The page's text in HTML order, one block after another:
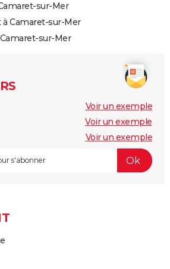
sur-Mer
à Camaret-sur-Mer
sur-Mer
Voir un exemple
Voir un exemple
Voir un exemple